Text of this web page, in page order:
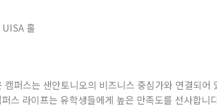
캠퍼스는 샌안토니오의 비즈니스 중심가와 연결되
스 라이프는 유학생들에게 높은 만족도를 선사합니